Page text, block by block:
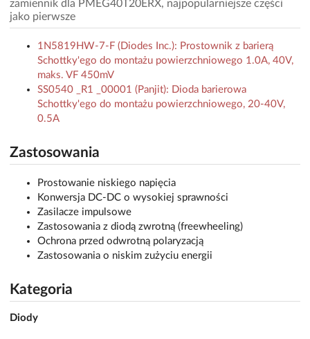
zamiennik dla PMEG40T20ERX, najpopularniejsze części
jako pierwsze
1N5819HW-7-F (Diodes Inc.): Prostownik z barierą
Schottky'ego do montażu powierzchniowego 1.0A, 40V,
maks. VF 450mV
SS0540 _R1 _00001 (Panjit): Dioda barierowa
Schottky'ego do montażu powierzchniowego, 20-40V,
0.5A
Zastosowania
Prostowanie niskiego napięcia
Konwersja DC-DC o wysokiej sprawności
Zasilacze impulsowe
Zastosowania z diodą zwrotną (freewheeling)
Ochrona przed odwrotną polaryzacją
Zastosowania o niskim zużyciu energii
Kategoria
Diody